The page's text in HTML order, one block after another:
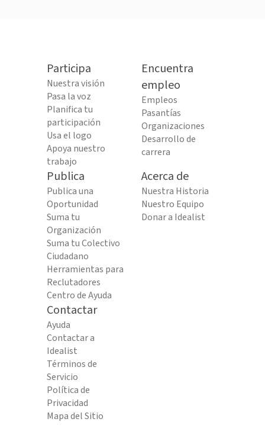
Participa
Nuestra visión
Pasa la voz
Planifica tu
participación
Usa el logo
Apoya nuestro
trabajo
Encuentra
empleo
Empleos
Pasantías
Organizaciones
Desarrollo de
carrera
Publica
Publica una
Oportunidad
Suma tu
Organización
Suma tu Colectivo
Ciudadano
Herramientas para
Reclutadores
Centro de Ayuda
Acerca de
Nuestra Historia
Nuestro Equipo
Donar a Idealist
Contactar
Ayuda
Contactar a
Idealist
Términos de
Servicio
Política de
Privacidad
Mapa del Sitio